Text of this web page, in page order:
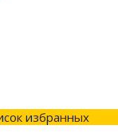
избранных